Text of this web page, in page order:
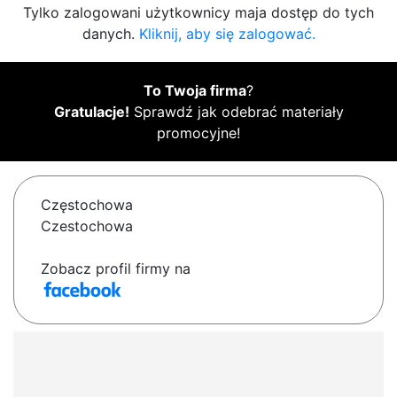
Tylko zalogowani użytkownicy maja dostęp do tych
danych. Kliknij, aby się zalogować.
To Twoja firma?
Gratulacje! Sprawdź jak odebrać materiały
promocyjne!
Częstochowa
Czestochowa
Zobacz profil firmy na